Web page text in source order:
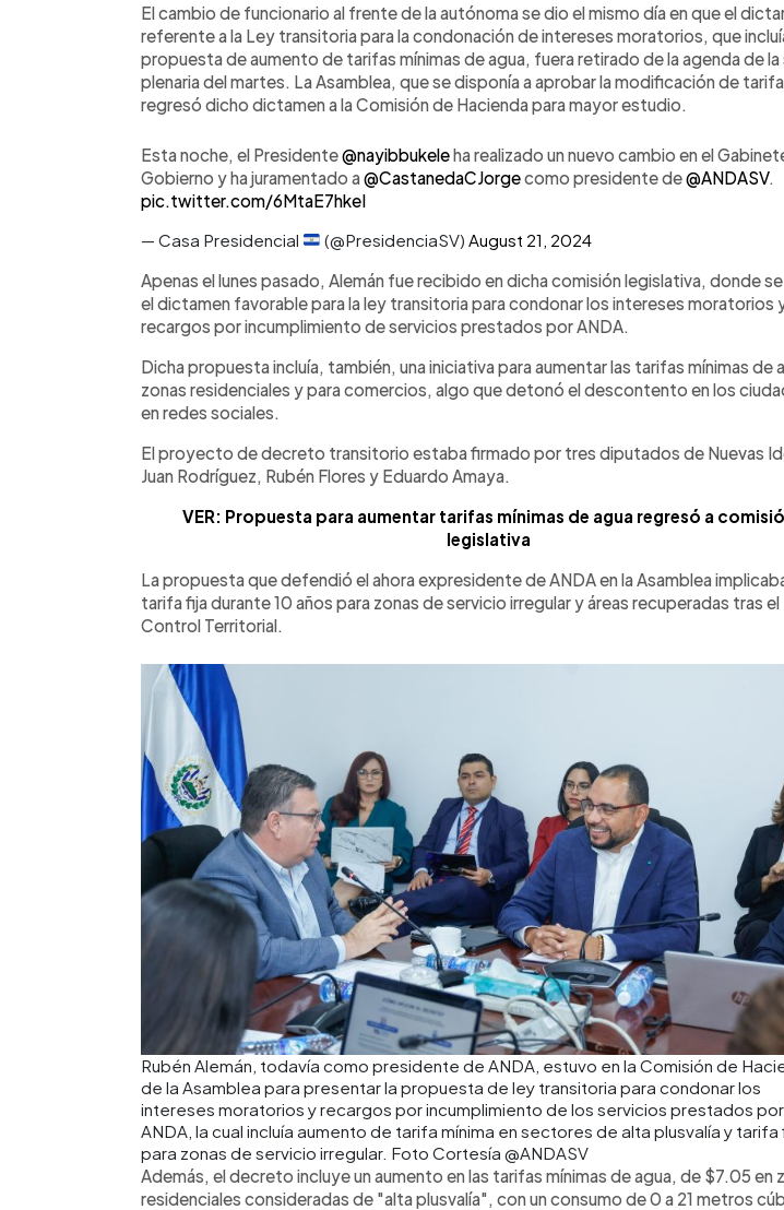
El cambio de funcionario al frente de la autónoma se dio el mismo día en que el
referente a la Ley transitoria para la condonación de intereses moratorios, que
propuesta de aumento de tarifas mínimas de agua, fuera retirado de la agenda de la
plenaria del martes. La Asamblea, que se disponía a aprobar la modificación de
regresó dicho dictamen a la Comisión de Hacienda para mayor estudio.
Esta noche, el Presidente@nayibbukeleha realizado un nuevo cambio en el
Gobierno y ha juramentado a@CastanedaCJorgecomo presidente de@ANDASV.
pic.twitter.com/6MtaE7hkeI
— Casa Presidencial
(@PresidenciaSV) August 21, 2024
Apenas el lunes pasado, Alemán fue recibido en dicha comisión legislativa, donde
el dictamen favorable para la ley transitoria para condonar los intereses moratorios
recargos por incumplimiento de servicios prestados por ANDA.
Dicha propuesta incluía, también, una iniciativa para aumentar las tarifas mínimas de
zonas residenciales y para comercios, algo que detonó el descontento en los
en redes sociales.
El proyecto de decreto transitorio estaba firmado por tres diputados de Nuevas
Juan Rodríguez, Rubén Flores y Eduardo Amaya.
VER: Propuesta para aumentar tarifas mínimas de agua regresó a
legislativa
La propuesta que defendió el ahora expresidente de ANDA en la Asamblea
tarifa fija durante 10 años para zonas de servicio irregular y áreas recuperadas tras el
Control Territorial.
Rubén Alemán, todavía como presidente de ANDA, estuvo en la Comisión de
de la Asamblea para presentar la propuesta de ley transitoria para condonar los
intereses moratorios y recargos por incumplimiento de los servicios prestados por
ANDA, la cual incluía aumento de tarifa mínima en sectores de alta plusvalía y tarifa
para zonas de servicio irregular. Foto Cortesía @ANDASV
Además, el decreto incluye un aumento en las tarifas mínimas de agua, de $7.05 en
residenciales consideradas de "alta plusvalía", con un consumo de 0 a 21 metros